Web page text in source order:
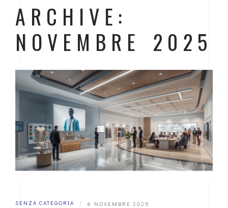
ARCHIVE:
NOVEMBRE 2025
SENZA CATEGORIA | 6 NOVEMBRE 2025